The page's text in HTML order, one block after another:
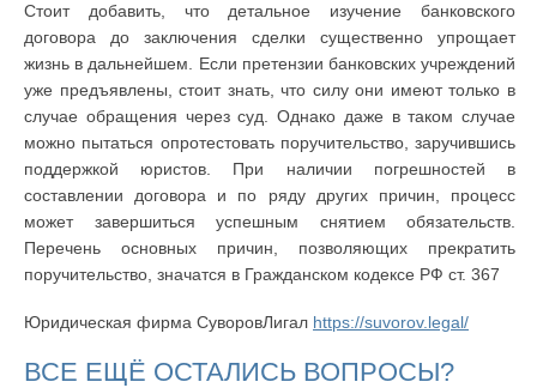
Стоит добавить, что детальное изучение банковского
договора до заключения сделки существенно упрощает
жизнь в дальнейшем. Если претензии банковских учреждений
уже предъявлены, стоит знать, что силу они имеют только в
случае обращения через суд. Однако даже в таком случае
можно пытаться опротестовать поручительство, заручившись
поддержкой юристов. При наличии погрешностей в
составлении договора и по ряду других причин, процесс
может завершиться успешным снятием обязательств.
Перечень основных причин, позволяющих прекратить
поручительство, значатся в Гражданском кодексе РФ ст. 367
Юридическая фирма СуворовЛигал https://suvorov.legal/
ВСЕ ЕЩЁ ОСТАЛИСЬ ВОПРОСЫ?